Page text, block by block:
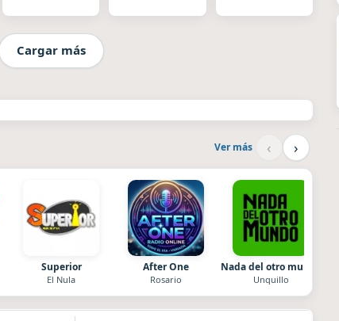
Cargar más
Ver más ‹ ›
Superior
El Nula
After One
Rosario
Nada del otro mundo
Unquillo